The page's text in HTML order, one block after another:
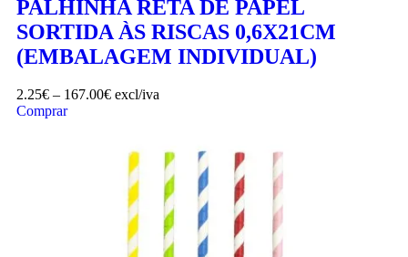
PALHINHA RETA DE PAPEL
SORTIDA ÀS RISCAS 0,6X21CM
(EMBALAGEM INDIVIDUAL)
2.25€ – 167.00€ excl/iva
Comprar